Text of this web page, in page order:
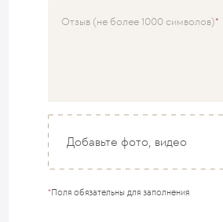
Отзыв (не более 1000 символов)
Добавьте фото, видео
*Поля обязательны для заполнения